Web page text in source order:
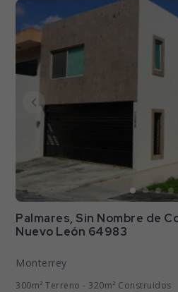
Palmares, Sin Nombre de
Nuevo León 64983
Monterrey
300m² Terreno - 320m² Construidos